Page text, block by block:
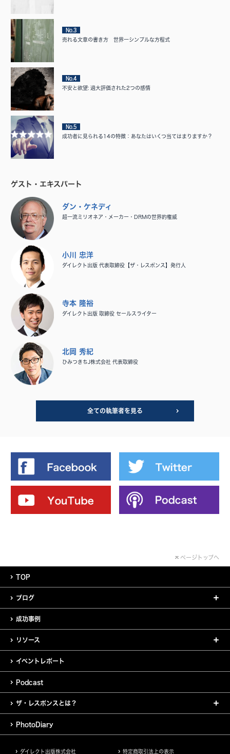
No.3
売れる文章の書き方 世界一シンプルな方程式
No.4
不安と欲望: 過大評価された2つの感情
No.5
成功者に見られる14の特徴：あなたはいくつ当てはまりますか？
ゲスト・エキスパート
ダン・ケネディ
超一流ミリオネア・メーカー・DRMの世界的権威
小川 忠洋
ダイレクト出版 代表取締役【ザ・レスポンス】発行人
寺本 隆裕
ダイレクト出版 取締役 セールスライター
北岡 秀紀
ひみつきちJ株式会社 代表取締役
全ての執筆者を見る
ページトップへ
TOP
ブログ
成功事例
リソース
イベントレポート
Podcast
ザ・レスポンスとは？
PhotoDiary
ダイレクト出版株式会社 特定商取引法上の表示